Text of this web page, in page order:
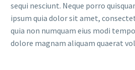
sequi nesciunt. Neque porro
ipsum quia dolor sit amet,
quia non numquam eius modi
dolore magnam aliquam quaerat